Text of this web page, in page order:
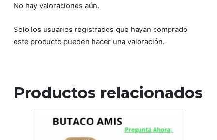
No hay valoraciones aún.
Solo los usuarios registrados que hayan comprado
este producto pueden hacer una valoración.
Productos relacionados